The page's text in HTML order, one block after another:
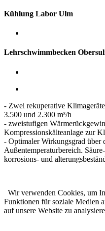
Kühlung Labor Ulm
Lehrschwimmbecken
- Zwei rekuperative
3.500 und 2.300 m³/h
- zweistufigen
Kompressionskälteanlage zur
- Optimaler Wirkungsgrad über
Außentemperaturbereich.
korrosions- und
Wir verwenden Cookies, um
Funktionen für soziale Medien
auf unsere Website zu